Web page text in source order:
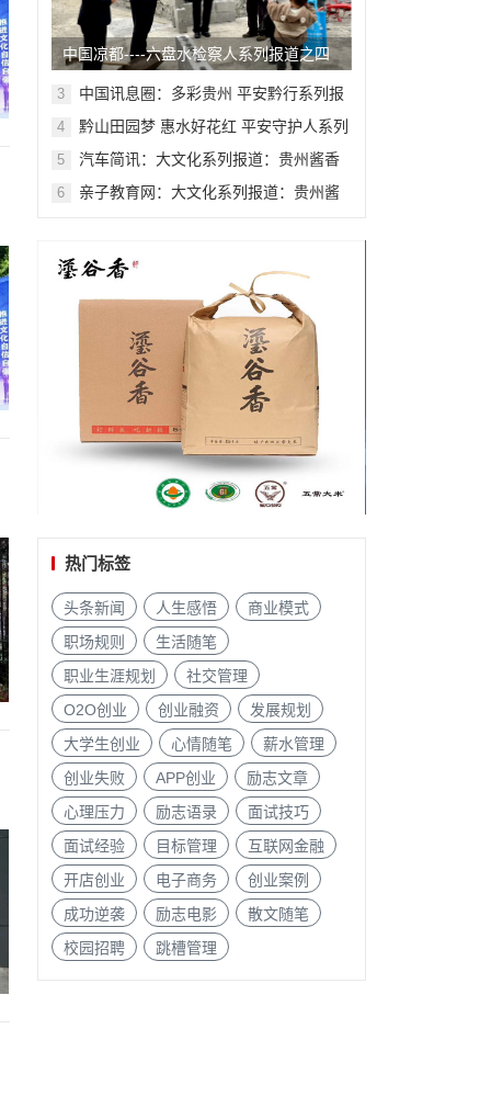
中国凉都----六盘水检察人系列报道之四
十四
3
中国讯息圈：多彩贵州 平安黔行系列报
4
黔山田园梦 惠水好花红 平安守护人系列
5
汽车简讯：大文化系列报道：贵州酱香
6
亲子教育网：大文化系列报道：贵州酱
热门标签
头条新闻 人生感悟
商业模式
职场规则
生活随笔
职业生涯规划
社交管理
O2O创业
创业融资
发展规划
大学生创业
心情随笔
薪水管理
创业失败
APP创业
励志文章
心理压力
励志语录
面试技巧
面试经验
目标管理
互联网金融
开店创业
电子商务
创业案例
成功逆袭
励志电影
散文随笔
校园招聘
跳槽管理